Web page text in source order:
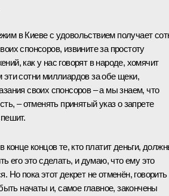
в Киеве с удовольствием получает
спонсоров, извините за простоту
как у нас говорят в народе, хомячит
эти сотни миллиардов за обе щеки,
своих спонсоров – а мы знаем, что
– отменять принятый указ о запрете
конце концов те, кто платит деньги,
его это сделать, и думаю, что ему это
Но пока этот декрет не отменён, говорить
начаты и, самое главное, закончены